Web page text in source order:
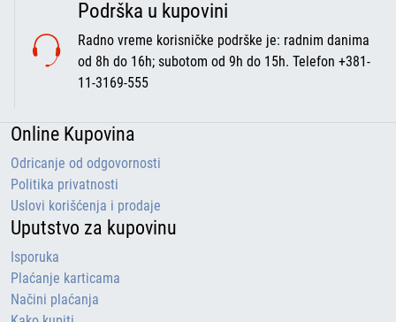
Podrška u kupovini
Radno vreme korisničke podrške je: radnim danima
od 8h do 16h; subotom od 9h do 15h. Telefon +381-
11-3169-555
Online Kupovina
Odricanje od odgovornosti
Politika privatnosti
Uslovi korišćenja i prodaje
Uputstvo za kupovinu
Isporuka
Plaćanje karticama
Načini plaćanja